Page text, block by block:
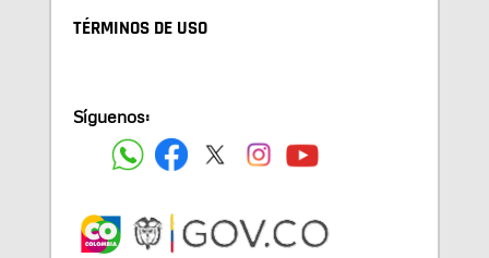
TÉRMINOS DE USO
Síguenos: